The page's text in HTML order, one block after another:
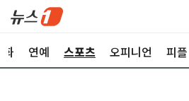
화 연예 스포츠 오피니언 피플